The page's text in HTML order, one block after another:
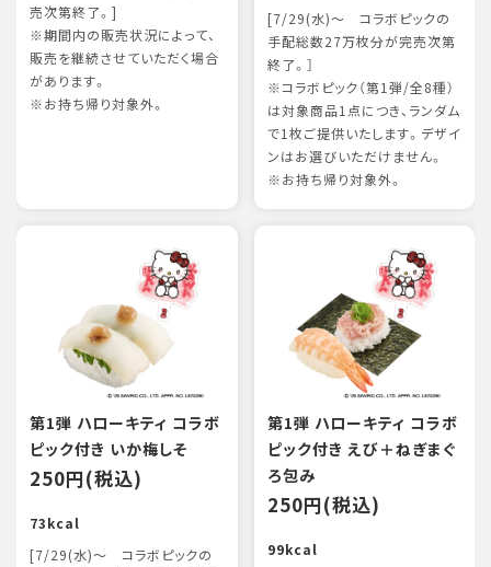
売次第終了。]
※期間内の販売状況によって、
販売を継続させていただく場合
があります。
※お持ち帰り対象外。
[7/29(水)～ コラボピックの
手配総数27万枚分が完売次第
終了。］
※コラボピック（第1弾/全8種）
は対象商品1点につき、ランダム
で1枚ご提供いたします。デザイ
ンはお選びいただけません。
※お持ち帰り対象外。
第1弾 ハローキティ コラボ
ピック付き いか梅しそ
250円(税込)
73kcal
[7/29(水)～ コラボピックの
第1弾 ハローキティ コラボ
ピック付き えび＋ねぎまぐ
ろ包み
250円(税込)
99kcal